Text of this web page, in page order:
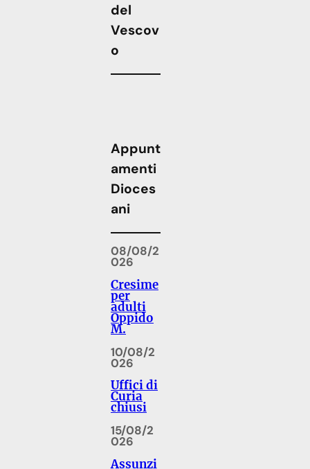
del
Vescov
o
Appunt
amenti
Dioces
ani
08/08/2
026
Cresime
per
adulti
Oppido
M.
10/08/2
026
Uffici di
Curia
chiusi
15/08/2
026
Assunzi